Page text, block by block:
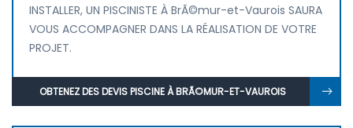
INSTALLER, UN PISCINISTE À BrÃ©mur-et-Vaurois SAURA
VOUS ACCOMPAGNER DANS LA RÉALISATION DE VOTRE
PROJET.
OBTENEZ DES DEVIS PISCINE À BRÃ©MUR-ET-VAUROIS